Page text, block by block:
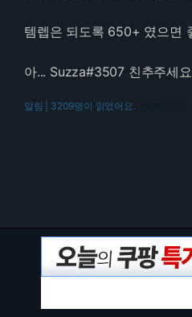
템렙은 되도록 650+ 였으면
아... Suzza#3507 친추주세
알림 | 3209명이 읽었어요.